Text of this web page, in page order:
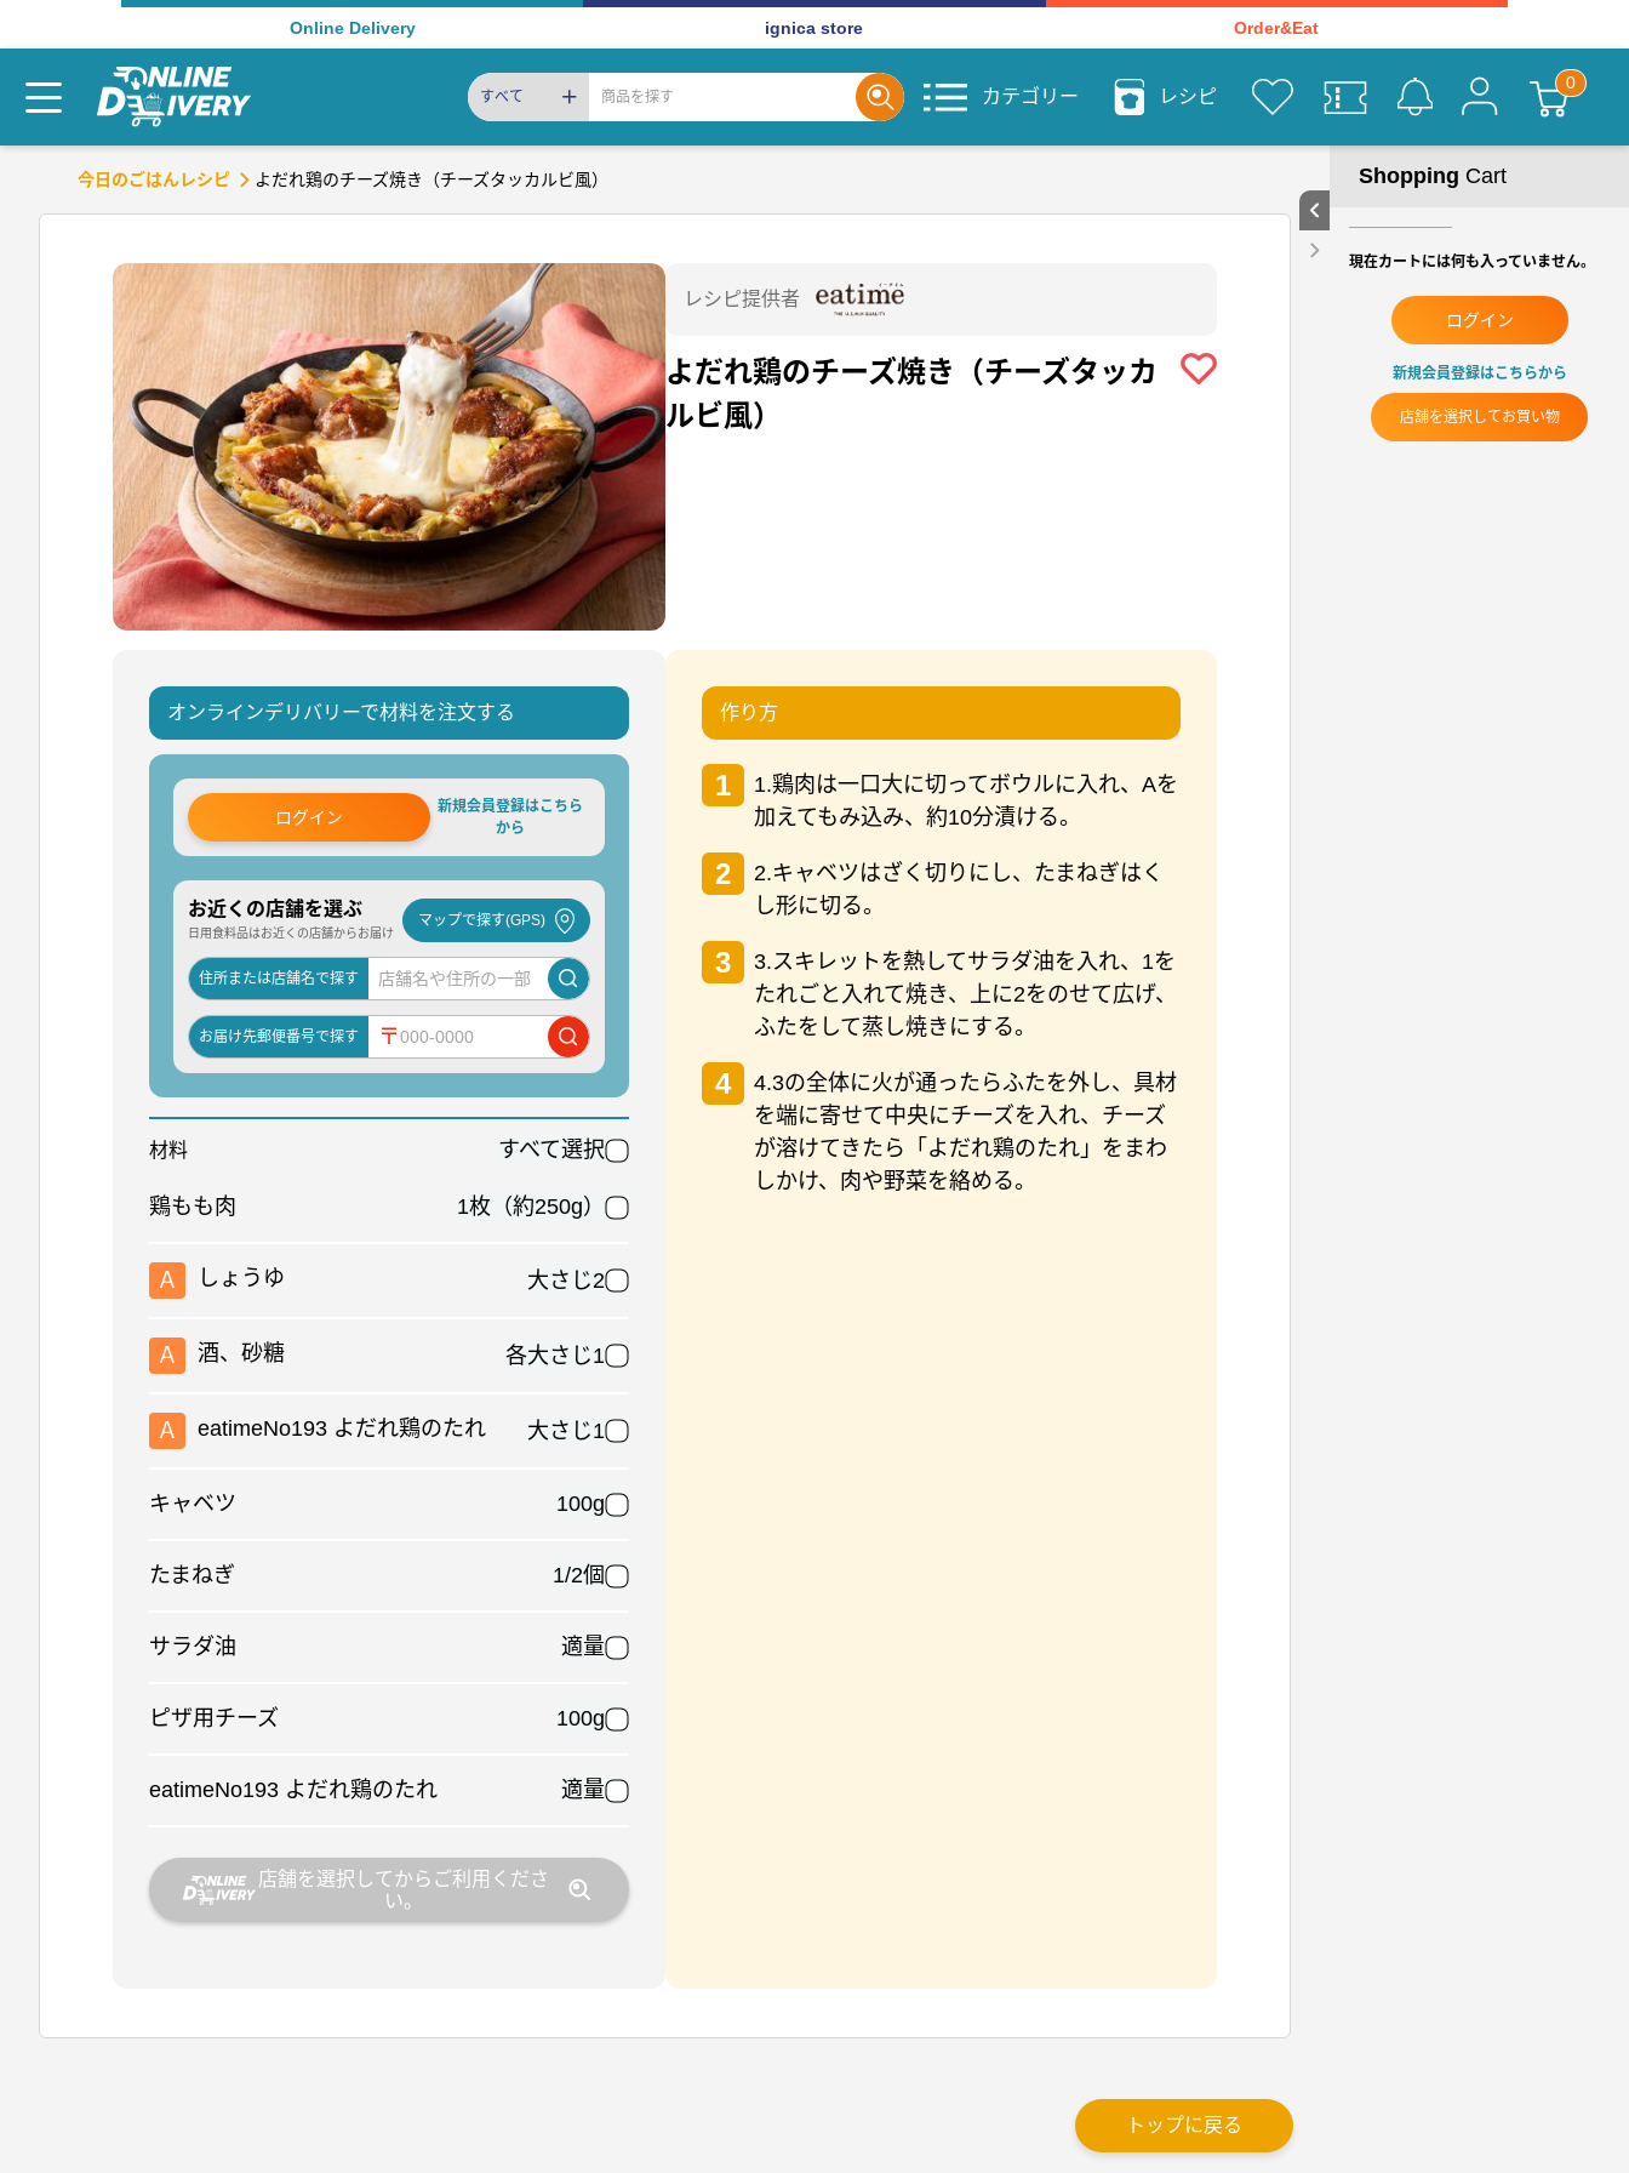
Online Delivery ignica store Order&Eat
すべて カテゴリー レシピ
今日のごはんレシピ よだれ鶏のチーズ焼き（チーズタッカルビ風）
レシピ提供者
よだれ鶏のチーズ焼き（チーズタッカ
ルビ風）
オンラインデリバリーで材料を注文する
ログイン
新規会員登録はこちら
から
お近くの店舗を選ぶ
日用食料品はお近くの店舗からお届け
マップで探す(GPS)
住所または店舗名で探す
お届け先郵便番号で探す 〒
材料 すべて選択
鶏もも肉 1枚（約250g）
Ａ しょうゆ 大さじ2
Ａ 酒、砂糖 各大さじ1
Ａ eatimeNo193 よだれ鶏のたれ 大さじ1
キャベツ 100g
たまねぎ 1/2個
サラダ油 適量
ピザ用チーズ 100g
eatimeNo193 よだれ鶏のたれ 適量
店舗を選択してからご利用くださ
い。
作り方
1
1.鶏肉は一口大に切ってボウルに入れ、Aを
加えてもみ込み、約10分漬ける。
2
2.キャベツはざく切りにし、たまねぎはく
し形に切る。
3
3.スキレットを熱してサラダ油を入れ、1を
たれごと入れて焼き、上に2をのせて広げ、
ふたをして蒸し焼きにする。
4
4.3の全体に火が通ったらふたを外し、具材
を端に寄せて中央にチーズを入れ、チーズ
が溶けてきたら「よだれ鶏のたれ」をまわ
しかけ、肉や野菜を絡める。
トップに戻る
Shopping Cart
現在カートには何も入っていません。
ログイン
新規会員登録はこちらから
店舗を選択してお買い物